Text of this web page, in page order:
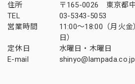
住所
〒165-0026 東京都
TEL
03-5343-5053
営業時間
11:00～18:00（月火
日）
定休日
水曜日・木曜日
E-mail
shinyo@lampada.co.jp